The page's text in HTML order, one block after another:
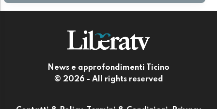
News e approfondimenti Ticino
© 2026 - All rights reserved